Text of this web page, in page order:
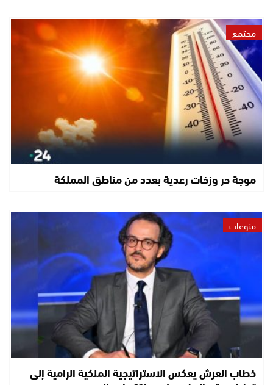
مجتمع
موجة حر وزخات رعدية بعدد من مناطق المملكة
منوعات
خطاب العرش يعكس الاستراتيجية الملكية الرامية إلى